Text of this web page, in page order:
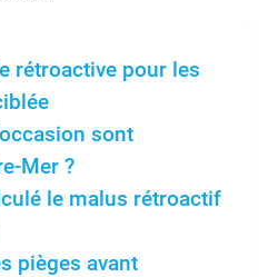
rétroactive pour les
sont
Mer ?
le malus rétroactif
pièges avant